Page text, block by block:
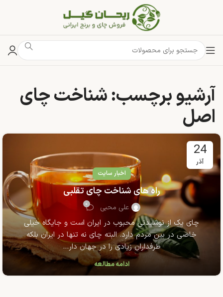
آرشیو برچسب: شناخت چای
اصل
24
آذر
اخبار سایت
راه های شناخت چای تقلبی
علی محبی ۰
چای یک از نوشیدنی محبوب در ایران است و جایگاه خیلی
خاصی در بین مردم دارد. البته چای نه تنها در ایران بلکه
طرفداران زیادی را در جهان دار...
ادامه مطالعه